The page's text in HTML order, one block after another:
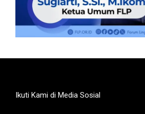
Ikuti Kami di Media Sosial